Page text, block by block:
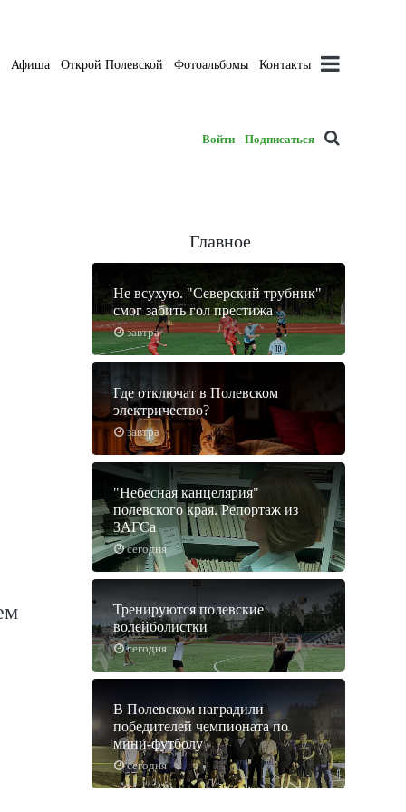
Афиша Открой Полевской Фотоальбомы Контакты
Войти Подписаться
Главное
завтра
Не всухую. "Северский трубник"
смог забить гол престижа
завтра
Где отключат в Полевском
электричество?
сегодня
"Небесная канцелярия"
полевского края. Репортаж из
ЗАГСа
сегодня
Тренируются полевские
волейболистки
сегодня
В Полевском наградили
победителей чемпионата по
мини-футболу